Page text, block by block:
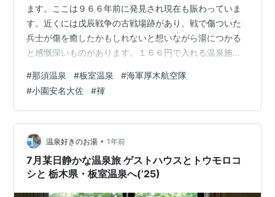
ます。ここは９６６年前に発見され現在も賑わっていま
す。近くには戊辰戦争の古戦場跡があり、戦で傷ついた
兵士が傷を癒したかもしれないと想いながら湯につかる
と感慨深いものがあります。１６６円で入れる温泉施設
のが楽しみです。 爺さんたちはがっしりとして、‟当時の
侍は強かったんだろうなあ”・・・なんて脱衣場に行くと
褌を締めてるのは誰もいない。日本人は絶対褌が似合う
のですが。 ８０年前の終戦時、《天皇の軍隊に降伏無
し》と反乱を起こし最後まで抵抗した海軍厚木航空隊が
ありました。司令の小園安名大佐、事件の顛末に…
#那須温泉 #板室温泉 #海軍厚木航空隊
#小園安名大佐 #褌
温泉好きのお湯 • 1年前
7月某日静かな温泉旅 ゲストハウスとトウモロコ
シと 栃木県・板室温泉へ(’25)